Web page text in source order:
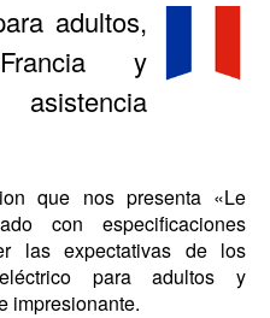
adultos,
y
que nos presenta «Le
con especificaciones
las expectativas de los
para adultos y
impresionante.